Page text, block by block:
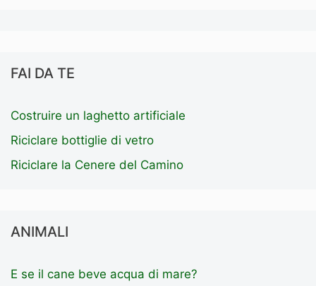
FAI DA TE
Costruire un laghetto artificiale
Riciclare bottiglie di vetro
Riciclare la Cenere del Camino
ANIMALI
E se il cane beve acqua di mare?